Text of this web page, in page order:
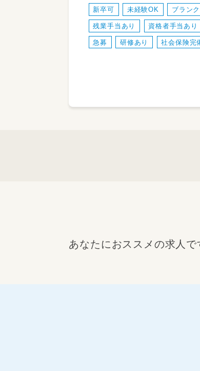
新卒可 未経験OK ブラン
残業手当あり 資格者手当あり
急募 研修あり 社会保険完
あなたにおススメの求人で